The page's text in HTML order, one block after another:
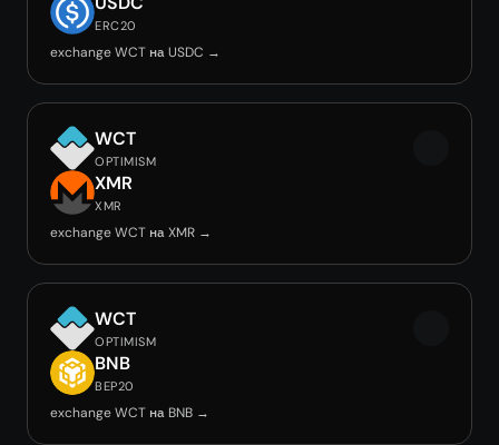
ERC20
exchange WCT на USDC →
WCT
OPTIMISM
XMR
XMR
exchange WCT на XMR →
WCT
OPTIMISM
BNB
BEP20
exchange WCT на BNB →